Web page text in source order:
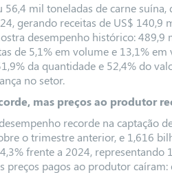
mil toneladas de carne suína,
gerando receitas de US$ 140,9
desempenho histórico: 489,9
de 5,1% em volume e 13,1%
da quantidade e 52,4% do
no setor.
mas preços ao produtor
recorde na captação
o trimestre anterior, e 1,616
frente a 2024, representando
preços pagos ao produtor